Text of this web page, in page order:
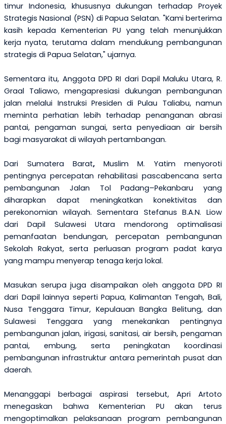
timur Indonesia, khususnya dukungan terhadap Proyek
Strategis Nasional (PSN) di Papua Selatan. "Kami berterima
kasih kepada Kementerian PU yang telah menunjukkan
kerja nyata, terutama dalam mendukung pembangunan
strategis di Papua Selatan," ujarnya.
Sementara itu, Anggota DPD RI dari DapilMaluku Utara,R.
Graal Taliawo, mengapresiasi dukungan pembangunan
jalan melalui Instruksi Presiden di Pulau Taliabu, namun
meminta perhatian lebih terhadap penanganan abrasi
pantai, pengaman sungai, serta penyediaan air bersih
bagi masyarakat di wilayah pertambangan.
Dari Sumatera Barat, Muslim M. Yatim menyoroti
pentingnya percepatan rehabilitasi pascabencana serta
pembangunan Jalan Tol Padang–Pekanbaru yang
diharapkan dapat meningkatkan konektivitas dan
perekonomian wilayah. Sementara Stefanus B.A.N. Liow
dari Dapil Sulawesi Utara mendorong optimalisasi
pemanfaatan bendungan, percepatan pembangunan
Sekolah Rakyat, serta perluasan program padat karya
yang mampu menyerap tenaga kerja lokal.
Masukan serupa juga disampaikan oleh anggota DPD RI
dari Dapil lainnya sepertiPapua, Kalimantan Tengah, Bali,
Nusa Tenggara Timur, Kepulauan Bangka Belitung, dan
Sulawesi Tenggara yang menekankan pentingnya
pembangunan jalan, irigasi, sanitasi, air bersih, pengaman
pantai, embung, serta peningkatan koordinasi
pembangunan infrastruktur antara pemerintah pusat dan
daerah.
Menanggapi berbagai aspirasi tersebut, Apri Artoto
menegaskan bahwa Kementerian PU akan terus
mengoptimalkan pelaksanaan program pembangunan